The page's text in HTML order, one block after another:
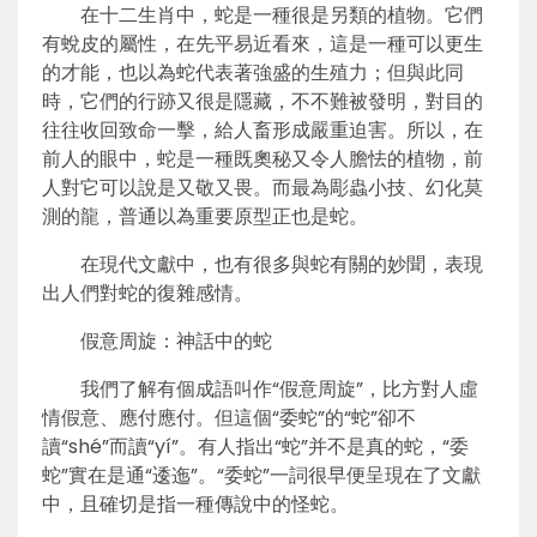
在十二生肖中，蛇是一種很是另類的植物。它們
有蛻皮的屬性，在先平易近看來，這是一種可以更生
的才能，也以為蛇代表著強盛的生殖力；但與此同
時，它們的行跡又很是隱藏，不不難被發明，對目的
往往收回致命一擊，給人畜形成嚴重迫害。所以，在
前人的眼中，蛇是一種既奧秘又令人膽怯的植物，前
人對它可以說是又敬又畏。而最為彫蟲小技、幻化莫
測的龍，普通以為重要原型正也是蛇。
在現代文獻中，也有很多與蛇有關的妙聞，表現
出人們對蛇的復雜感情。
假意周旋：神話中的蛇
我們了解有個成語叫作“假意周旋”，比方對人虛
情假意、應付應付。但這個“委蛇”的“蛇”卻不
讀“shé”而讀“yí”。有人指出“蛇”并不是真的蛇，“委
蛇”實在是通“逶迤”。“委蛇”一詞很早便呈現在了文獻
中，且確切是指一種傳說中的怪蛇。